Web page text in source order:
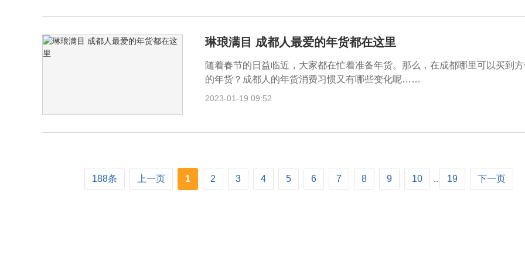
琳琅满目 成都人最爱的年货都在这里
随着春节的日益临近，大家都在忙着准备年货。那么，在成都哪里可以买到
的年货？成都人的年货消费习惯又有哪些变化呢……
2023-01-19 09:52
188条 上一页 1 2 3 4 5 6 7 8 9 10 19 下一页